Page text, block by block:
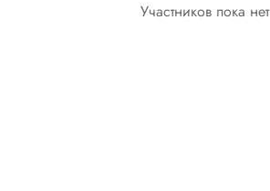
Участников пока нет